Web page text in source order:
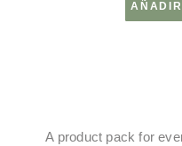
A product pack for